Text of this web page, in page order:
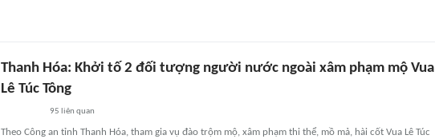
Thanh Hóa: Khởi tố 2 đối tượng người nước ngoài xâm phạm mộ Vua
Lê Túc Tông
95 liên quan
Theo Công an tỉnh Thanh Hóa, tham gia vụ đào trộm mộ, xâm phạm thi thể, mồ mả, hài cốt Vua Lê Túc